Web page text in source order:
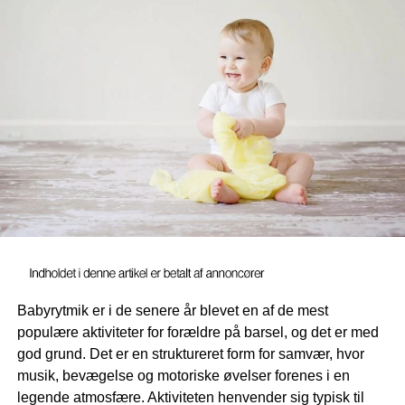
Har man børn og planer om at få en hund, bør man vælge
race med omtanke, hvis man gerne vil benytte hunden
som et led i børnenes opdragelse. Skal mindre børn
eksempelvis have en del af ansvaret for at gå ture med
hunden, nytter det ikke noget, at den er for stor og stærk
til, at de kan holde den. På den måde bør man vælge
hunderace med et halvt øje på, hvordan den pågældende
race vil kunne håndteres af børnene. Ved at tage hensyn
til hele familien, når man vælger hunderace, vil man dels
pelsede nyankomne, men man vil samtidig kunne
Livslang læring
Børn vil uden tvivl komme til at nyde rigtig godt af den
Babyrytmik er i de senere år blevet en af de mest
populære aktiviteter for forældre på barsel, og det er med
god grund. Det er en struktureret form for samvær, hvor
musik, bevægelse og motoriske øvelser forenes i en
legende atmosfære. Aktiviteten henvender sig typisk til